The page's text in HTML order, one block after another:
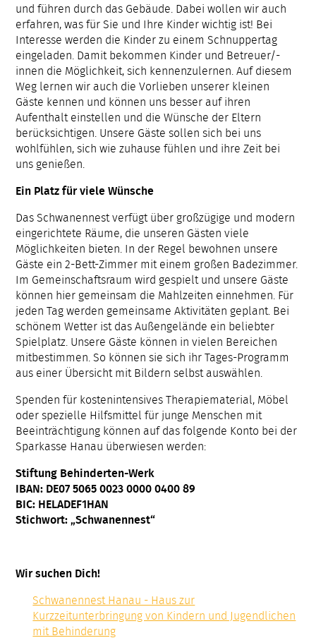
und führen durch das Gebäude. Dabei wollen wir auch
erfahren, was für Sie und Ihre Kinder wichtig ist! Bei
Interesse werden die Kinder zu einem Schnuppertag
eingeladen. Damit bekommen Kinder und Betreuer/-
innen die Möglichkeit, sich kennenzulernen. Auf diesem
Weg lernen wir auch die Vorlieben unserer kleinen
Gäste kennen und können uns besser auf ihren
Aufenthalt einstellen und die Wünsche der Eltern
berücksichtigen. Unsere Gäste sollen sich bei uns
wohlfühlen, sich wie zuhause fühlen und ihre Zeit bei
uns genießen.
Ein Platz für viele Wünsche
Das Schwanennest verfügt über großzügige und modern
eingerichtete Räume, die unseren Gästen viele
Möglichkeiten bieten. In der Regel bewohnen unsere
Gäste ein 2-Bett-Zimmer mit einem großen Badezimmer.
Im Gemeinschaftsraum wird gespielt und unsere Gäste
können hier gemeinsam die Mahlzeiten einnehmen. Für
jeden Tag werden gemeinsame Aktivitäten geplant. Bei
schönem Wetter ist das Außengelände ein beliebter
Spielplatz. Unsere Gäste können in vielen Bereichen
mitbestimmen. So können sie sich ihr Tages-Programm
aus einer Übersicht mit Bildern selbst auswählen.
Spenden für kostenintensives Therapiematerial, Möbel
oder spezielle Hilfsmittel für junge Menschen mit
Beeinträchtigung können auf das folgende Konto bei der
Sparkasse Hanau überwiesen werden:
Stiftung Behinderten-Werk
IBAN: DE07 5065 0023 0000 0400 89
BIC: HELADEF1HAN
Stichwort: „Schwanennest“
Wir suchen Dich!
Schwanennest Hanau - Haus zur
Kurzzeitunterbringung von Kindern und Jugendlichen
mit Behinderung